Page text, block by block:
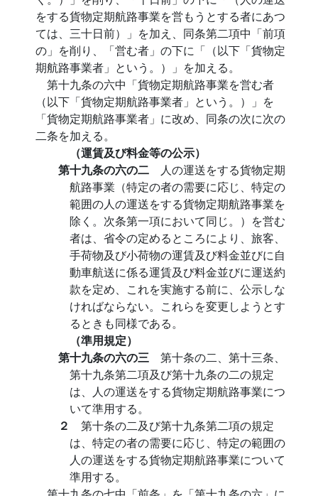
をする貨物定期航路事業を営もうとする者にあつ
ては、三十日前）」を加え、同条第二項中「前項
の」を削り、「営む者」の下に「（以下「貨物定
期航路事業者」という。）」を加える。
第十九条の六中「貨物定期航路事業を営む者
（以下「貨物定期航路事業者」という。）」を
「貨物定期航路事業者」に改め、同条の次に次の
二条を加える。
（運賃及び料金等の公示）
第十九条の六の二 人の運送をする貨物定期
航路事業（特定の者の需要に応じ、特定の
範囲の人の運送をする貨物定期航路事業を
除く。次条第一項において同じ。）を営む
者は、省令の定めるところにより、旅客、
手荷物及び小荷物の運賃及び料金並びに自
動車航送に係る運賃及び料金並びに運送約
款を定め、これを実施する前に、公示しな
ければならない。これらを変更しようとす
るときも同様である。
（準用規定）
第十九条の六の三 第十条の二、第十三条、
第十九条第二項及び第十九条の二の規定
は、人の運送をする貨物定期航路事業につ
いて準用する。
２ 第十条の二及び第十九条第二項の規定
は、特定の者の需要に応じ、特定の範囲の
人の運送をする貨物定期航路事業について
準用する。